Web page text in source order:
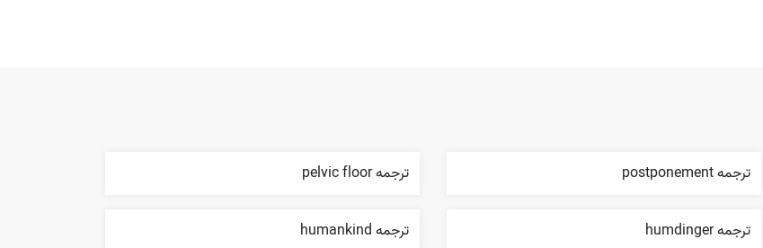
ترجمه postponement ترجمه pelvic floor
ترجمه humdinger ترجمه humankind